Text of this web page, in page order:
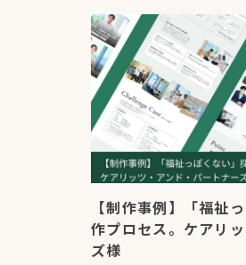
【制作事例】「福祉
作プロセス。ケアリ
ズ様